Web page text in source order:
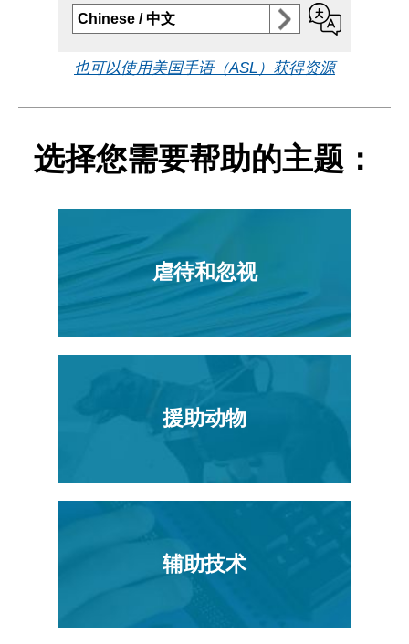
Select to
change
language
Chinese / 中文
也可以使用美国手语（ASL）获得资源
选择您需要帮助的主题：
虐待和忽视
援助动物
辅助技术